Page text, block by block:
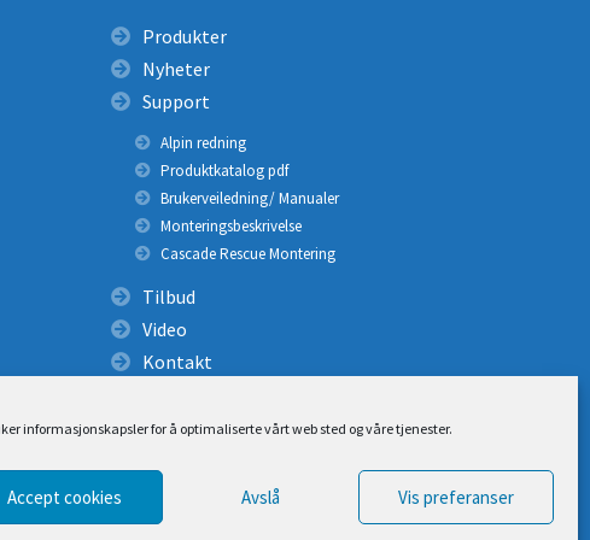
informasjonskapsler for å optimaliserte vårt web sted og våre tjenester.
Accept cookies Avslå Vis preferanser
Produkter
Nyheter
Support
Alpin redning
Produktkatalog pdf
Brukerveiledning/ Manualer
Monteringsbeskrivelse
Cascade Rescue Montering
Tilbud
Video
Kontakt